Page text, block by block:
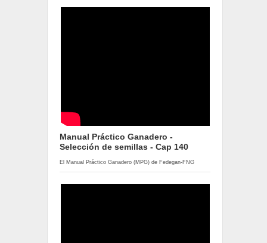
Manual Práctico Ganadero -
Selección de semillas - Cap 140
El Manual Práctico Ganadero (MPG) de Fedegan-FNG